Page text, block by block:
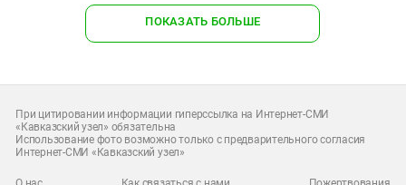
ПОКАЗАТЬ БОЛЬШЕ
При цитировании информации гиперссылка на Интернет-СМИ
«Кавказский узел» обязательна
Использование фото возможно только с предварительного согласия
Интернет-СМИ «Кавказский узел»